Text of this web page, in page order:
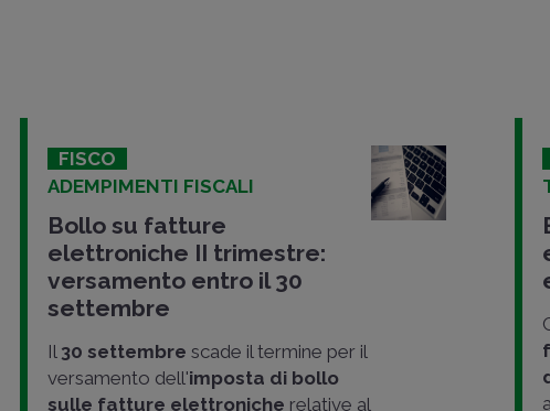
FISCO
ADEMPIMENTI FISCALI
Bollo su fatture
elettroniche II trimestre:
versamento entro il 30
settembre
Il 30 settembre scade il termine per il
versamento dell'imposta di bollo
sulle fatture elettroniche relative al